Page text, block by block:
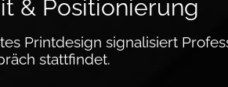
& Positionierung
Print­design signalisiert
stattfindet.